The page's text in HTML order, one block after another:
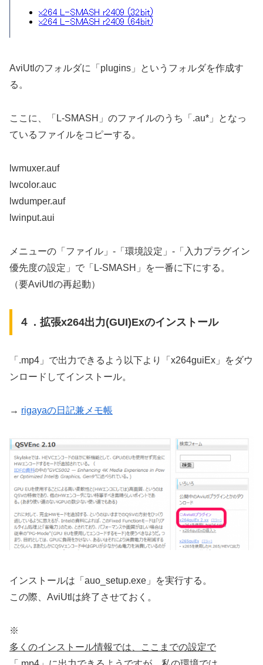
AviUtlのフォルダに「plugins」というフォルダを作成す
る。
ここに、「L-SMASH」のファイルのうち「.au*」となっ
ているファイルをコピーする。
lwmuxer.auf
lwcolor.auc
lwdumper.auf
lwinput.aui
メニューの「ファイル」-「環境設定」-「入力プラグイン
優先度の設定」で「L-SMASH」を一番に下にする。
（要AviUtlの再起動）
４．拡張x264出力(GUI)Exのインストール
「.mp4」で出力できるよう以下より「x264guiEx」をダウ
ンロードしてインストール。
→ rigayaの日記兼メモ帳
インストールは「auo_setup.exe」を実行する。
この際、AviUtlは終了させておく。
※
多くのインストール情報では、ここまでの設定で